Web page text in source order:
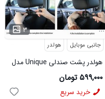
۳ ...
جانبی موبایل هولدر
هولدر پشت صندلی Unique مدل
3570
۵۹۹,۰۰۰ تومان
خرید سریع